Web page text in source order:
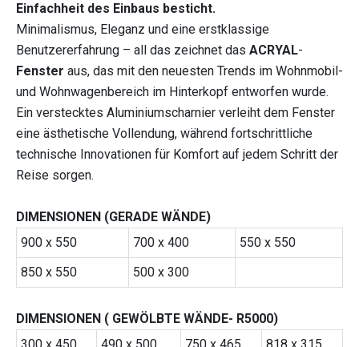
Einfachheit des Einbaus besticht.
Minimalismus, Eleganz und eine erstklassige
Benutzererfahrung – all das zeichnet das ACRYAL-
Fenster aus, das mit den neuesten Trends im Wohnmobil-
und Wohnwagenbereich im Hinterkopf entworfen wurde.
Ein verstecktes Aluminiumscharnier verleiht dem Fenster
eine ästhetische Vollendung, während fortschrittliche
technische Innovationen für Komfort auf jedem Schritt der
Reise sorgen.
DIMENSIONEN (GERADE WÄNDE)
900 x 550
700 x 400
550 x 550
850 x 550
500 x 300
DIMENSIONEN ( GEWÖLBTE WÄNDE- R5000)